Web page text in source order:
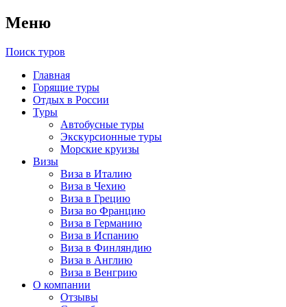
Меню
Поиск туров
Главная
Горящие туры
Отдых в России
Туры
Автобусные туры
Экскурсионные туры
Морские круизы
Визы
Виза в Италию
Виза в Чехию
Виза в Грецию
Виза во Францию
Виза в Германию
Виза в Испанию
Виза в Финляндию
Виза в Англию
Виза в Венгрию
О компании
Отзывы